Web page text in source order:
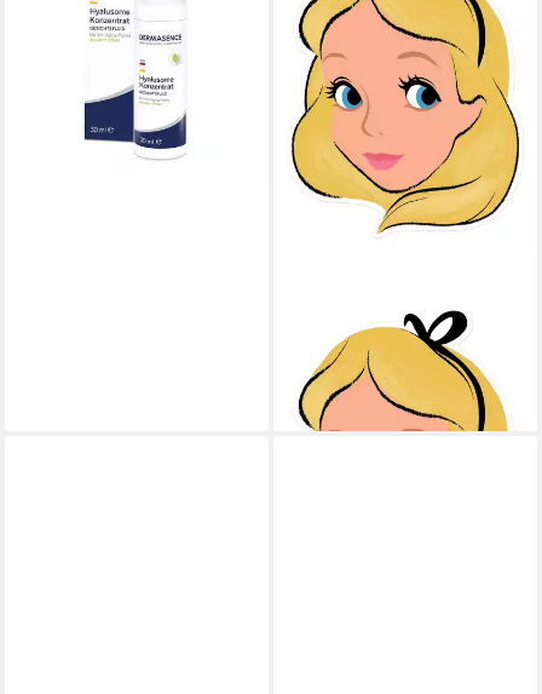
(166,63 €/ 100 ml)
lieferbar - in 7-9 Werktagen bei dir
Verkleidungsmaske Disney -
Masken - Alice Maske
7,99 €
lieferbar - in 2-3 Werktagen bei dir